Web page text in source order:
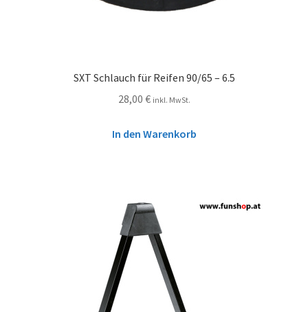
SXT Schlauch für Reifen 90/65 – 6.5
28,00 € inkl. MwSt.
In den Warenkorb